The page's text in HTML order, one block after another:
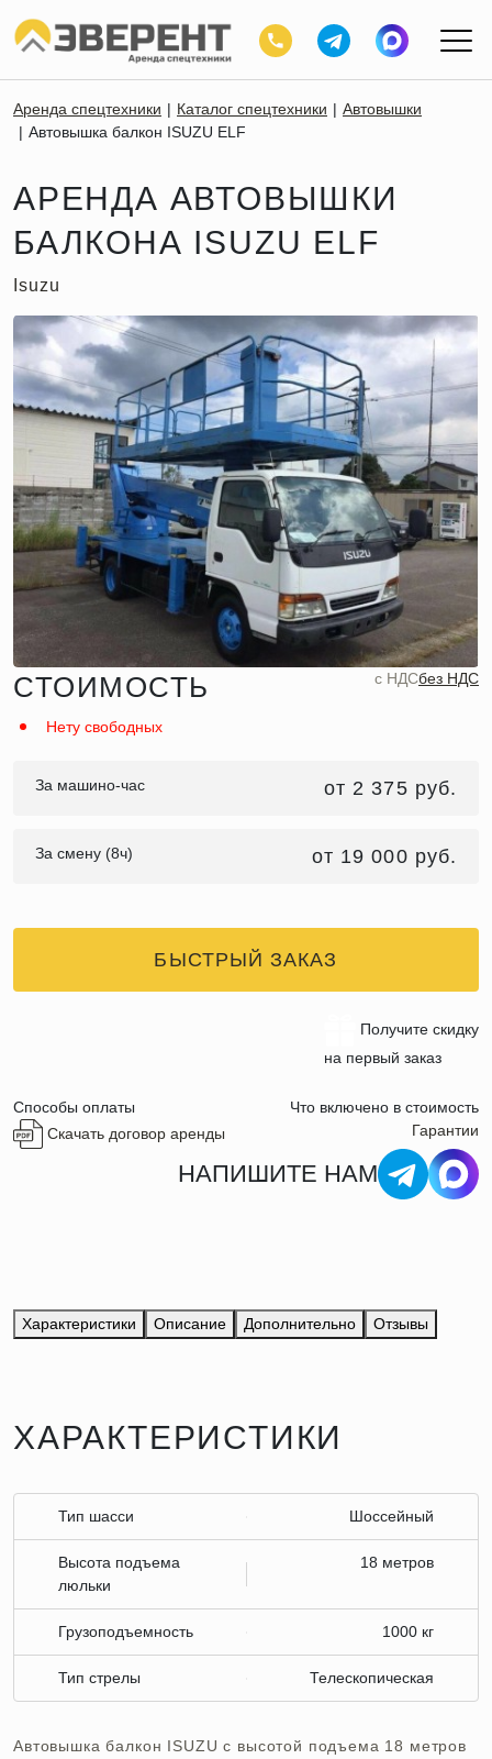
Аренда спецтехники Каталог спецтехники
Автовышки
Автовышка балкон ISUZU ELF
АРЕНДА АВТОВЫШКИ
БАЛКОНА ISUZU ELF
Isuzu
СТОИМОСТЬ c НДСбез НДС
Нету свободных
За машино-час от 2 375 руб.
За смену (8ч) от 19 000 руб.
БЫСТРЫЙ ЗАКАЗ
Получите скидку
на первый заказ
Способы оплаты
Что включено в стоимость
Скачать договор аренды
Гарантии
НАПИШИТЕ НАМ
Характеристики Описание Дополнительно Отзывы
ХАРАКТЕРИСТИКИ
Тип шасси Шоссейный
Высота подъема
люльки
18 метров
Грузоподъемность 1000 кг
Тип стрелы Телескопическая
Автовышка балкон ISUZU с высотой подъема 18 метров